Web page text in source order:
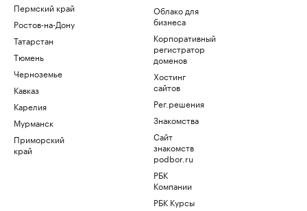
Пермский край
Ростов-на-Дону
Татарстан
Тюмень
Черноземье
Кавказ
Карелия
Мурманск
Приморский
край
Облако для
бизнеса
Корпоративный
регистратор
доменов
Хостинг
сайтов
Рег.решения
Знакомства
Сайт
знакомств
podbor.ru
РБК
Компании
РБК Курсы